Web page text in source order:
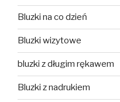
Bluzki na co dzień
Bluzki wizytowe
bluzki z długim rękawem
Bluzki z nadrukiem